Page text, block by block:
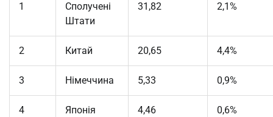
1
Сполучені
Штати
31,82 2,1%
2 Китай 20,65 4,4%
3 Німеччина 5,33 0,9%
4 Японія 4,46 0,6%